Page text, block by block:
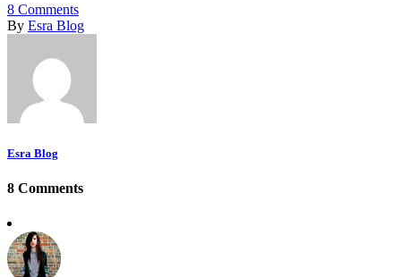
8 Comments
By Esra Blog
Esra Blog
8 Comments